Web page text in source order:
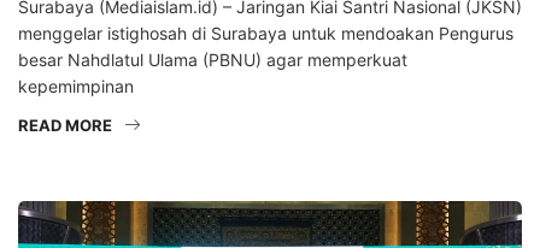
Surabaya (Mediaislam.id) – Jaringan Kiai Santri Nasional (JKSN)
menggelar istighosah di Surabaya untuk mendoakan Pengurus
besar Nahdlatul Ulama (PBNU) agar memperkuat
kepemimpinan
READ MORE